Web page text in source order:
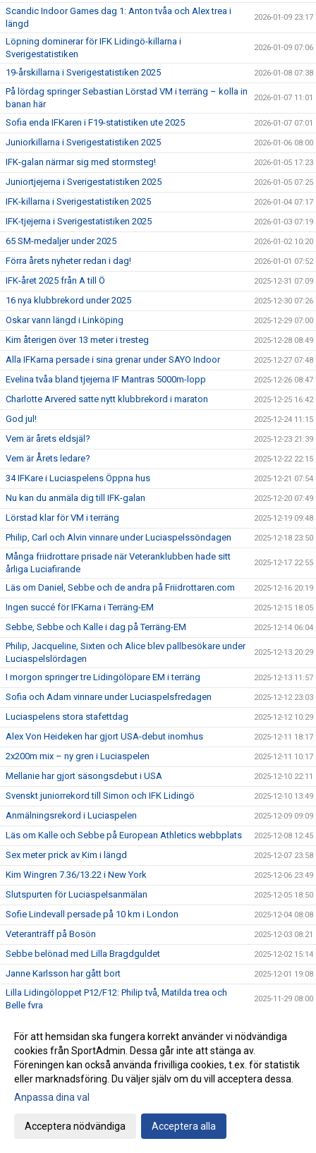
Scandic Indoor Games dag 1: Anton tvåa och Alex trea i
längd
2026-01-09 23:17
Löpning dominerar för IFK Lidingö-killarna i
Sverigestatistiken
2026-01-09 07:06
19-årskillarna i Sverigestatistiken 2025 2026-01-08 07:38
På lördag springer Sebastian Lörstad VM i terräng – kolla in
banan här
2026-01-07 11:01
Sofia enda IFKaren i F19-statistiken ute 2025 2026-01-07 07:01
Juniorkillarna i Sverigestatistiken 2025 2026-01-06 08:00
IFK-galan närmar sig med stormsteg! 2026-01-05 17:23
Juniortjejerna i Sverigestatistiken 2025 2026-01-05 07:25
IFK-killarna i Sverigestatistiken 2025 2026-01-04 07:17
IFK-tjejerna i Sverigestatistiken 2025 2026-01-03 07:19
65 SM-medaljer under 2025 2026-01-02 10:20
Förra årets nyheter redan i dag! 2026-01-01 07:52
IFK-året 2025 från A till Ö 2025-12-31 07:09
16 nya klubbrekord under 2025 2025-12-30 07:26
Oskar vann längd i Linköping 2025-12-29 07:00
Kim återigen över 13 meter i tresteg 2025-12-28 08:49
Alla IFKarna persade i sina grenar under SAYO Indoor 2025-12-27 07:48
Evelina tvåa bland tjejerna IF Mantras 5000m-lopp 2025-12-26 08:47
Charlotte Arvered satte nytt klubbrekord i maraton 2025-12-25 16:42
God jul! 2025-12-24 11:15
Vem är årets eldsjäl? 2025-12-23 21:39
Vem är Årets ledare? 2025-12-22 22:15
34 IFKare i Luciaspelens Öppna hus 2025-12-21 07:54
Nu kan du anmäla dig till IFK-galan 2025-12-20 07:49
Lörstad klar för VM i terräng 2025-12-19 09:48
Philip, Carl och Alvin vinnare under Luciaspelssöndagen 2025-12-18 23:50
Många friidrottare prisade när Veteranklubben hade sitt
årliga Luciafirande
2025-12-17 22:55
Läs om Daniel, Sebbe och de andra på Friidrottaren.com 2025-12-16 20:19
Ingen succé för IFKarna i Terräng-EM 2025-12-15 18:05
Sebbe, Sebbe och Kalle i dag på Terräng-EM 2025-12-14 06:04
Philip, Jacqueline, Sixten och Alice blev pallbesökare under
Luciaspelslördagen
2025-12-13 20:29
I morgon springer tre Lidingölöpare EM i terräng 2025-12-13 11:57
Sofia och Adam vinnare under Luciaspelsfredagen 2025-12-12 23:03
Luciaspelens stora stafettdag 2025-12-12 10:29
Alex Von Heideken har gjort USA-debut inomhus 2025-12-11 18:17
2x200m mix – ny gren i Luciaspelen 2025-12-11 10:17
Mellanie har gjort säsongsdebut i USA 2025-12-10 22:11
Svenskt juniorrekord till Simon och IFK Lidingö 2025-12-10 13:49
Anmälningsrekord i Luciaspelen 2025-12-09 09:09
Läs om Kalle och Sebbe på European Athletics webbplats 2025-12-08 12:45
Sex meter prick av Kim i längd 2025-12-07 23:58
Kim Wingren 7.36/13.22 i New York 2025-12-06 23:49
Slutspurten för Luciaspelsanmälan 2025-12-05 18:50
Sofie Lindevall persade på 10 km i London 2025-12-04 08:08
Veteranträff på Bosön 2025-12-03 08:21
Sebbe belönad med Lilla Bragdguldet 2025-12-02 15:14
Janne Karlsson har gått bort 2025-12-01 19:08
Lilla Lidingöloppet P12/F12: Philip två, Matilda trea och
Belle fyra
2025-11-29 08:00
åtta och nia
Lilla Lidingöloppet P14/F14: Evelyn sjua! 2025-11-27 07:29
Lilla Lidingöloppet P15/F15: Samuel tvåa och Tilda trea 2025-11-26 08:27
Snart 1500 anmälningar till Luciaspelen
Bli medlem i Veteranklubben och kom på luciafirandet 16
december
För att hemsidan ska fungera korrekt använder vi nödvändiga
cookies från SportAdmin. Dessa går inte att stänga av.
Föreningen kan också använda frivilliga cookies, t.ex. för statistik
eller marknadsföring. Du väljer själv om du vill acceptera dessa.
Anpassa dina val
Acceptera nödvändiga Acceptera alla